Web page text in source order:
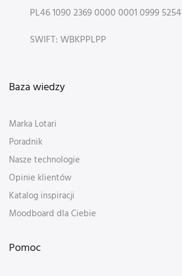
PL46 1090 2369 0000 0001 0999 5254
SWIFT: WBKPPLPP
Baza wiedzy
Marka Lotari
Poradnik
Nasze technologie
Opinie klientów
Katalog inspiracji
Moodboard dla Ciebie
Pomoc